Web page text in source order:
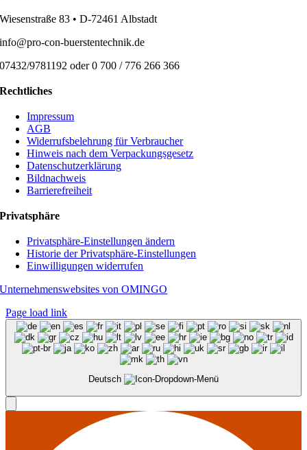
Wiesenstraße 83 • D-72461 Albstadt
info@pro-con-buerstentechnik.de
07432/9781192 oder 0 700 / 776 266 366
Rechtliches
Impressum
AGB
Widerrufsbelehrung für Verbraucher
Hinweis nach dem Verpackungsgesetz
Datenschutzerklärung
Bildnachweis
Barrierefreiheit
Privatsphäre
Privatsphäre-Einstellungen ändern
Historie der Privatsphäre-Einstellungen
Einwilligungen widerrufen
Unternehmenswebsites von OMINGO
Page load link
Deutsch